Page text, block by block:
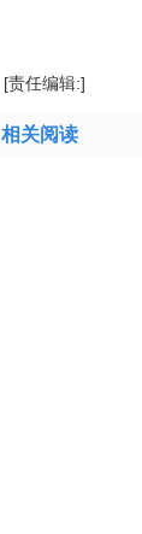
[责任编辑:]
相关阅读